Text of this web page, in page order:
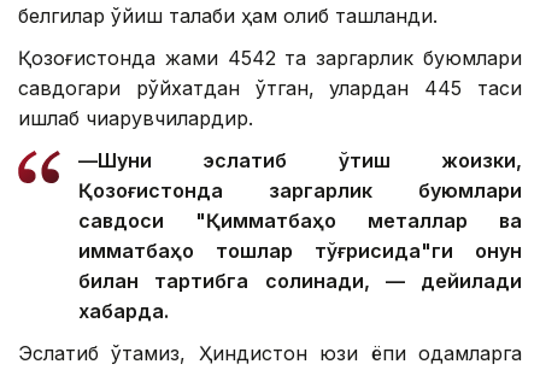
белгилар қўйиш талаби ҳам олиб ташланди.
Қозоғистонда жами 4542 та заргарлик буюмлари
савдогари рўйхатдан ўтган, улардан 445 таси
ишлаб чиқарувчилардир.
—Шуни эслатиб ўтиш жоизки,
Қозоғистонда заргарлик буюмлари
савдоси "Қимматбаҳо металлар ва
қимматбаҳо тошлар тўғрисида"ги қонун
билан тартибга солинади, — дейилади
хабарда.
Эслатиб ўтамиз, Ҳиндистон юзи ёпиқ одамларга